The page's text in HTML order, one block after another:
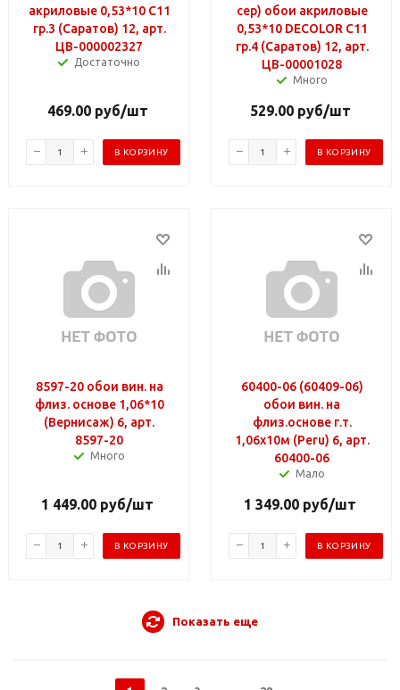
акриловые 0,53*10 С11
гр.3 (Саратов) 12, арт.
ЦВ-000002327
Достаточно
469.00руб/шт
В КОРЗИНУ
сер) обои акриловые
0,53*10 DECOLOR С11
гр.4 (Саратов) 12, арт.
ЦВ-00001028
Много
529.00руб/шт
В КОРЗИНУ
8597-20 обои вин. на
флиз. основе 1,06*10
(Вернисаж) 6, арт.
8597-20
Много
1 449.00 руб/шт
В КОРЗИНУ
60400-06 (60409-06)
обои вин. на
флиз.основе г.т.
1,06х10м (Peru) 6, арт.
60400-06
Мало
1 349.00 руб/шт
В КОРЗИНУ
Показать еще